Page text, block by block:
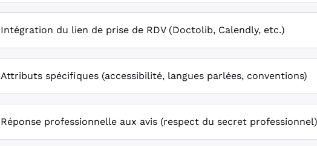
Intégration du lien de prise de RDV (Doctolib, Calendly, etc.)
Attributs spécifiques (accessibilité, langues parlées, conventions)
Réponse professionnelle aux avis (respect du secret professionnel)